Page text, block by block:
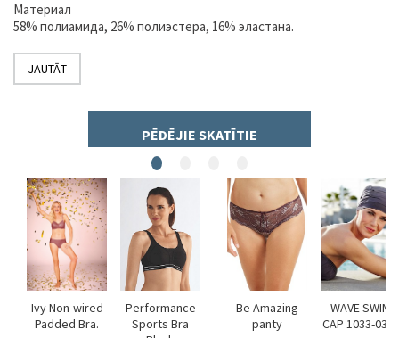
Материал
58% полиамида, 26% полиэстера, 16% эластана.
JAUTĀT
PĒDĒJIE SKATĪTIE
Ivy Non-wired
Padded Bra.
Performance
Sports Bra
Be Amazing
panty
WAVE SWIM
CAP 1033-0331